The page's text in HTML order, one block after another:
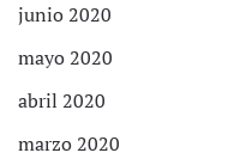
junio 2020
mayo 2020
abril 2020
marzo 2020